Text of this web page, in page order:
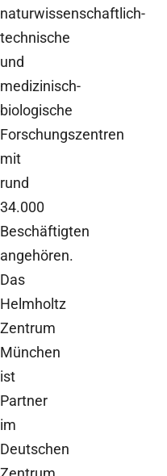
naturwissenschaftlich-
technische
und
medizinisch-
biologische
Forschungszentren
mit
rund
34.000
Beschäftigten
angehören.
Das
Helmholtz
Zentrum
München
ist
Partner
im
Deutschen